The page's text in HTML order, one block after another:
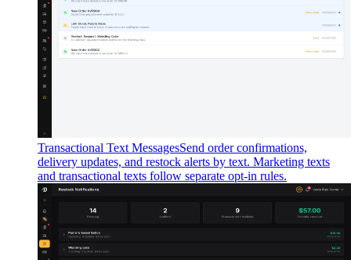
Transactional Text MessagesSend order confirmations,
delivery updates, and restock alerts by text. Marketing texts
and transactional texts follow separate opt-in rules.